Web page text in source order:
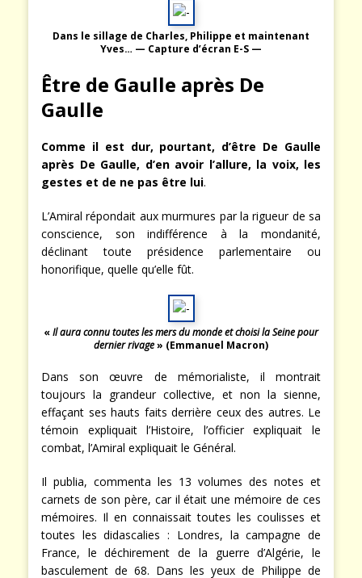
Dans le sillage de Charles, Philippe et maintenant
Yves… — Capture d’écran E-S —
Être de Gaulle après De
Gaulle
Comme il est dur, pourtant, d’être De Gaulle
après De Gaulle, d’en avoir l’allure, la voix, les
gestes et de ne pas être lui.
L’Amiral répondait aux murmures par la rigueur de sa
conscience, son indifférence à la mondanité,
déclinant toute présidence parlementaire ou
honorifique, quelle qu’elle fût.
«Il aura connu toutes les mers du monde et choisi la Seine pour
dernier rivage» (Emmanuel Macron)
Dans son œuvre de mémorialiste, il montrait
toujours la grandeur collective, et non la sienne,
effaçant ses hauts faits derrière ceux des autres. Le
témoin expliquait l’Histoire, l’officier expliquait le
combat, l’Amiral expliquait le Général.
Il publia, commenta les 13 volumes des notes et
carnets de son père, car il était une mémoire de ces
mémoires. Il en connaissait toutes les coulisses et
toutes les didascalies : Londres, la campagne de
France, le déchirement de la guerre d’Algérie, le
basculement de 68. Dans les yeux de Philippe de